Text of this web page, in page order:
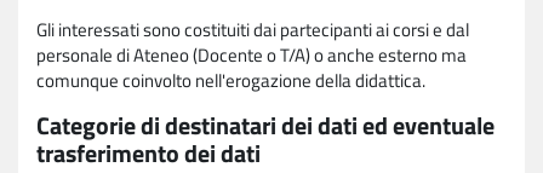
Gli interessati sono costituiti dai partecipanti ai corsi e dal
personale di Ateneo (Docente o T/A) o anche esterno ma
comunque coinvolto nell'erogazione della didattica.
Categorie di destinatari dei dati ed eventuale
trasferimento dei dati